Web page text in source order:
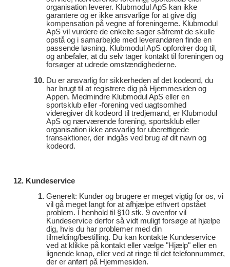
organisation leverer. Klubmodul ApS kan ikke
garantere og er ikke ansvarlige for at give dig
kompensation på vegne af foreningerne. Klubmodul
ApS vil vurdere de enkelte sager såfremt de skulle
opstå og i samarbejde med leverandøren finde en
passende løsning. Klubmodul ApS opfordrer dog til,
og anbefaler, at du selv tager kontakt til foreningen og
forsøger at udrede omstændighederne.
Du er ansvarlig for sikkerheden af det kodeord, du
har brugt til at registrere dig på Hjemmesiden og
Appen. Medmindre Klubmodul ApS eller en
sportsklub eller -forening ved uagtsomhed
videregiver dit kodeord til tredjemand, er Klubmodul
ApS og nærværende forening, sportsklub eller
organisation ikke ansvarlig for uberettigede
transaktioner, der indgås ved brug af dit navn og
kodeord.
Kundeservice
Generelt: Kunder og brugere er meget vigtig for os, vi
vil gå meget langt for at afhjælpe ethvert opstået
problem. I henhold til §10 stk. 9 ovenfor vil
Kundeservice derfor så vidt muligt forsøge at hjælpe
dig, hvis du har problemer med din
tilmelding/bestilling. Du kan kontakte Kundeservice
ved at klikke på kontakt eller vælge "Hjælp" eller en
lignende knap, eller ved at ringe til det telefonnummer,
der er anført på Hjemmesiden.